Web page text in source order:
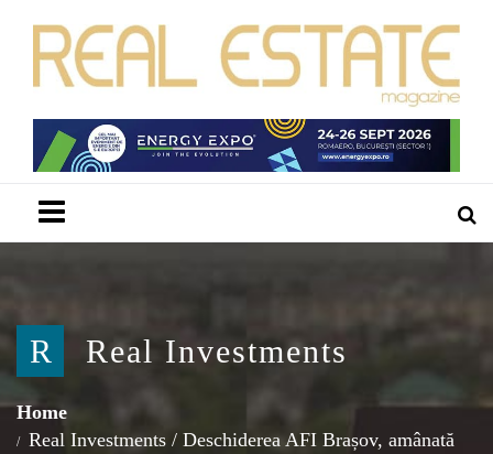
R Real Investments
Home
Real Investments / Deschiderea AFI Brașov, amânată